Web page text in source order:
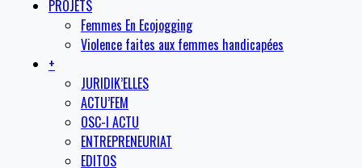
PROJETS
Femmes En Ecojogging
Violence faites aux femmes handicapées
+
JURIDIK’ELLES
ACTU’FEM
OSC-I ACTU
ENTREPRENEURIAT
EDITOS